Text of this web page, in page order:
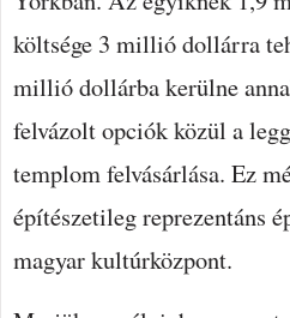
költsége 3 millió dollárra
millió dollárba kerülne
felvázolt opciók közül a
templom felvásárlása. Ez
építészetileg reprezentáns
magyar kultúrközpont.